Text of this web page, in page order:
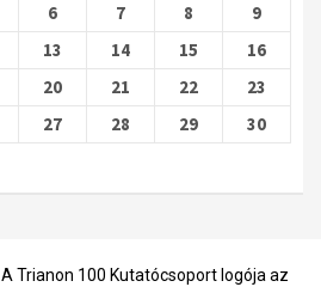
6 7 8
9
13 14 15
16
20 21 22
23
27 28 29
30
A Trianon 100 Kutatócsoport logója az